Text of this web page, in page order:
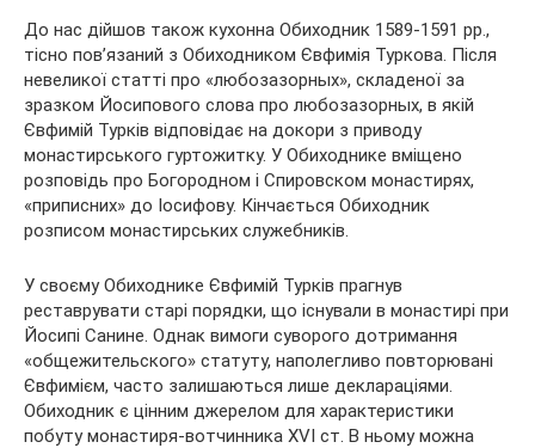
До нас дійшов також кухонна Обиходник 1589-1591 рр.,
тісно пов’язаний з Обиходником Євфимія Туркова. Після
невеликої статті про «любозазорных», складеної за
зразком Йосипового слова про любозазорных, в якій
Євфимій Турків відповідає на докори з приводу
монастирського гуртожитку. У Обиходнике вміщено
розповідь про Богородном і Спировском монастирях,
«приписних» до Іосифову. Кінчається Обиходник
розписом монастирських служебників.
У своєму Обиходнике Євфимій Турків прагнув
реставрувати старі порядки, що існували в монастирі при
Йосипі Санине. Однак вимоги суворого дотримання
«общежительского» статуту, наполегливо повторювані
Євфимієм, часто залишаються лише деклараціями.
Обиходник є цінним джерелом для характеристики
побуту монастиря-вотчинника XVI ст. В ньому можна